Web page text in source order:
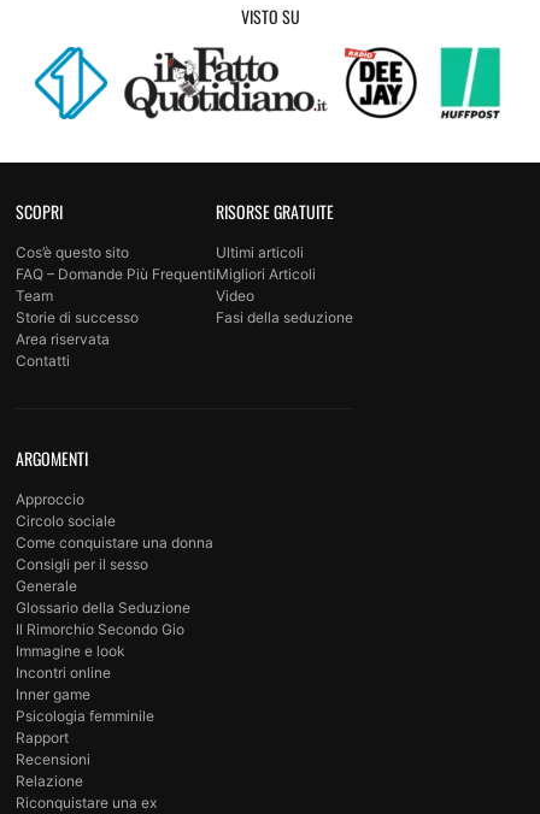
VISTO SU
SCOPRI
Cos’è questo sito
FAQ – Domande Più Frequenti
Team
Storie di successo
Area riservata
Contatti
RISORSE GRATUITE
Ultimi articoli
Migliori Articoli
Video
Fasi della seduzione
ARGOMENTI
Approccio
Circolo sociale
Come conquistare una donna
Consigli per il sesso
Generale
Glossario della Seduzione
Il Rimorchio Secondo Gio
Immagine e look
Incontri online
Inner game
Psicologia femminile
Rapport
Recensioni
Relazione
Riconquistare una ex